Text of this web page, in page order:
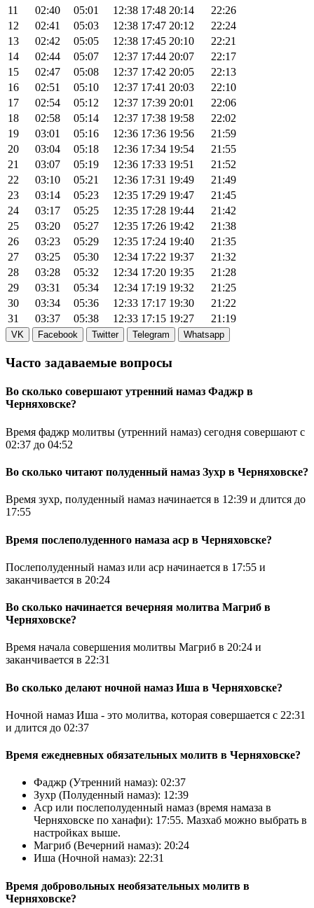
11
02:40 05:01 12:38 17:48 20:14
22:26
12
02:41 05:03 12:38 17:47 20:12
22:24
13
02:42 05:05 12:38 17:45 20:10
22:21
14
02:44 05:07 12:37 17:44 20:07
22:17
15
02:47 05:08 12:37 17:42 20:05
22:13
16
02:51 05:10 12:37 17:41 20:03
22:10
17
02:54 05:12 12:37 17:39 20:01
22:06
18
02:58 05:14 12:37 17:38 19:58
22:02
19
03:01 05:16 12:36 17:36 19:56
21:59
20
03:04 05:18 12:36 17:34 19:54
21:55
21
03:07 05:19 12:36 17:33 19:51
21:52
22
03:10 05:21 12:36 17:31 19:49
21:49
23
03:14 05:23 12:35 17:29 19:47
21:45
24
03:17 05:25 12:35 17:28 19:44
21:42
25
03:20 05:27 12:35 17:26 19:42
21:38
26
03:23 05:29 12:35 17:24 19:40
21:35
27
03:25 05:30 12:34 17:22 19:37
21:32
28
03:28 05:32 12:34 17:20 19:35
21:28
29
03:31 05:34 12:34 17:19 19:32
21:25
30
03:34 05:36 12:33 17:17 19:30
21:22
31
03:37 05:38 12:33 17:15 19:27 21:19
VK Facebook Twitter Telegram Whatsapp
Часто задаваемые вопросы
Во сколько совершают утренний намаз Фаджр в
Черняховске?
Время фаджр молитвы (утренний намаз) сегодня совершают с
02:37 до 04:52
Во сколько читают полуденный намаз Зухр в Черняховске?
Время зухр, полуденный намаз начинается в 12:39 и длится до
17:55
Время послеполуденного намаза аср в Черняховске?
Послеполуденный намаз или аср начинается в 17:55 и
заканчивается в 20:24
Во сколько начинается вечерняя молитва Магриб в
Черняховске?
Время начала совершения молитвы Магриб в 20:24 и
заканчивается в 22:31
Во сколько делают ночной намаз Иша в Черняховске?
Ночной намаз Иша - это молитва, которая совершается с 22:31
и длится до 02:37
Время ежедневных обязательных молитв в Черняховске?
Фаджр (Утренний намаз): 02:37
Зухр (Полуденный намаз): 12:39
Аср или послеполуденный намаз (время намаза в
Черняховске по ханафи): 17:55. Мазхаб можно выбрать в
настройках выше.
Магриб (Вечерний намаз): 20:24
Иша (Ночной намаз): 22:31
Время добровольных необязательных молитв в
Черняховске?